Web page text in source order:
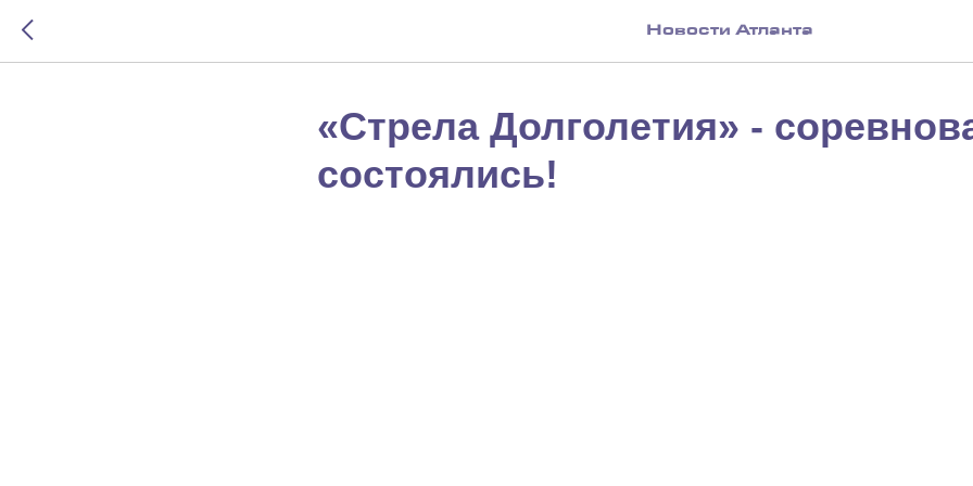
Новости Атланта
«Стрела Долголетия» -
состоялись!